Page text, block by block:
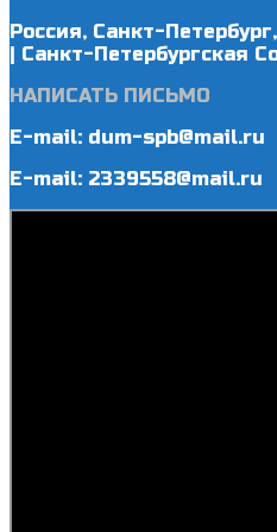
Россия, Санкт-
| Санкт-Петербургская
НАПИСАТЬ ПИСЬМО
E-mail: dum-spb@mail.ru
E-mail: 2339558@mail.ru